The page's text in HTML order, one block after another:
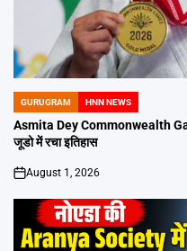
POSTED
IN
GURUGRAM HNN NEWS
Asmita Dey Commonwealth
जूडो में रचा इतिहास
on
August 1, 2026